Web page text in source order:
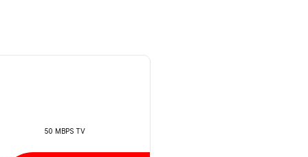
50 MBPS TV